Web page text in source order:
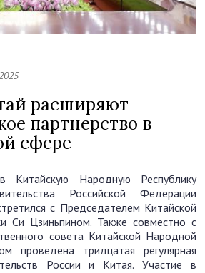
расширяют
партнерство в
сфере
Народную Республику
Российской Федерации
с Председателем Китайской
Си Цзиньпином. Также совместно с
совета Китайской Народной
проведена тридцатая регулярная
России и Китая. Участие в